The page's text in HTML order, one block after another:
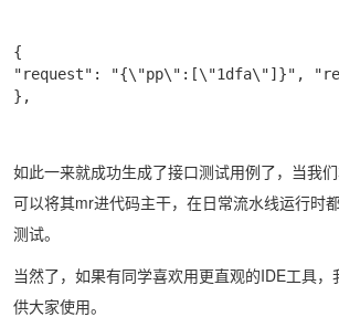
{
"request": "{\"pp\":[\"1dfa\"]}",
},
如此一来就成功生成了接口测试用例了，当我
可以将其mr进代码主干，在日常流水线运行时
测试。
当然了，如果有同学喜欢用更直观的IDE工具
供大家使用。